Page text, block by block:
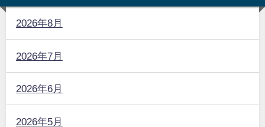
2026年8月
2026年7月
2026年6月
2026年5月